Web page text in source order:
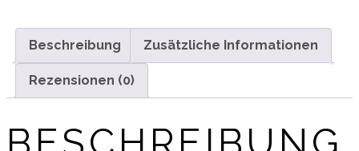
Beschreibung Zusätzliche Informationen
Rezensionen (0)